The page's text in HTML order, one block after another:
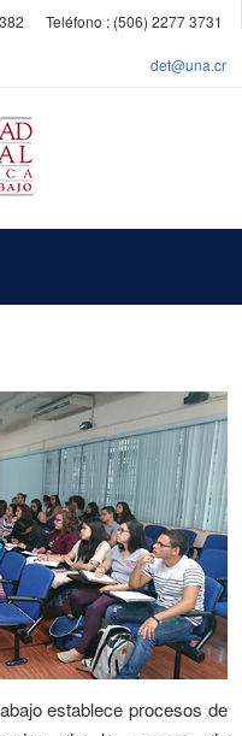
Teléfono : (506) 2277 3731
det@una.cr
establece procesos de